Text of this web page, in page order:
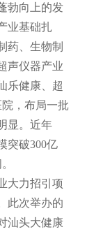
勃向上的发
业基础扎
药、生物制
声仪器产业
乐健康、超
，布局一批
显。近年
突破300亿
大力招引项
此次举办的
汕头大健康